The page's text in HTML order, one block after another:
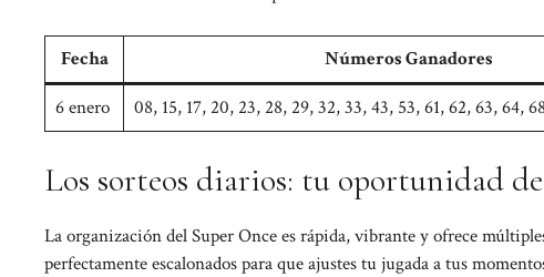
Fecha Números Ganadores
6 enero
08, 15, 17, 20, 23, 28, 29, 32, 33, 43, 53, 61, 62, 63, 64,
Los sorteos diarios: tu oportunidad
La organización del Super Once es rápida, vibrante y ofrece
perfectamente escalonados para que ajustes tu jugada a tus